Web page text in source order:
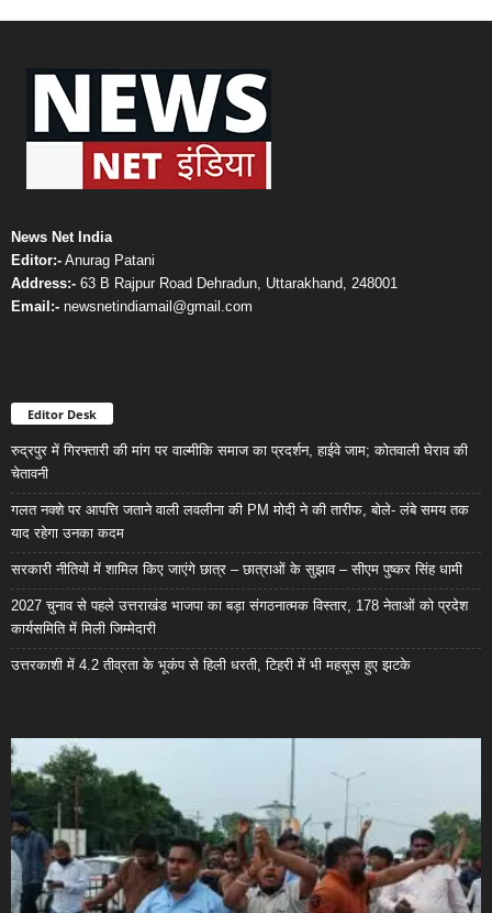
News Net India
Editor:- Anurag Patani
Address:- 63 B Rajpur Road Dehradun, Uttarakhand, 248001
Email:- newsnetindiamail@gmail.com
Editor Desk
रुद्रपुर में गिरफ्तारी की मांग पर वाल्मीकि समाज का प्रदर्शन, हाईवे जाम; कोतवाली घेराव की
चेतावनी
गलत नक्शे पर आपत्ति जताने वाली लवलीना की PM मोदी ने की तारीफ, बोले- लंबे समय तक
याद रहेगा उनका कदम
सरकारी नीतियों में शामिल किए जाएंगे छात्र – छात्राओं के सुझाव – सीएम पुष्कर सिंह धामी
2027 चुनाव से पहले उत्तराखंड भाजपा का बड़ा संगठनात्मक विस्तार, 178 नेताओं को प्रदेश
कार्यसमिति में मिली जिम्मेदारी
उत्तरकाशी में 4.2 तीव्रता के भूकंप से हिली धरती, टिहरी में भी महसूस हुए झटके